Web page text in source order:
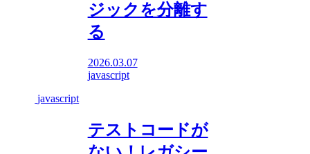
ジックを分離す
る
2026.03.07
javascript
javascript
テストコードが